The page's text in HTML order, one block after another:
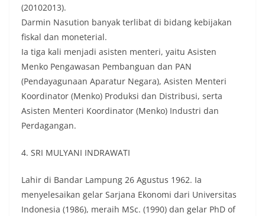
(20102013).
Darmin Nasution banyak terlibat di bidang kebijakan
fiskal dan moneterial.
Ia tiga kali menjadi asisten menteri, yaitu Asisten
Menko Pengawasan Pembanguan dan PAN
(Pendayagunaan Aparatur Negara), Asisten Menteri
Koordinator (Menko) Produksi dan Distribusi, serta
Asisten Menteri Koordinator (Menko) Industri dan
Perdagangan.
4. SRI MULYANI INDRAWATI
Lahir di Bandar Lampung 26 Agustus 1962. Ia
menyelesaikan gelar Sarjana Ekonomi dari Universitas
Indonesia (1986), meraih MSc. (1990) dan gelar PhD of